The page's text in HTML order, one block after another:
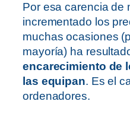
Por esa carencia de
incrementado los
muchas ocasiones
mayoría) ha
encarecimiento de
las equipan. Es el
ordenadores.